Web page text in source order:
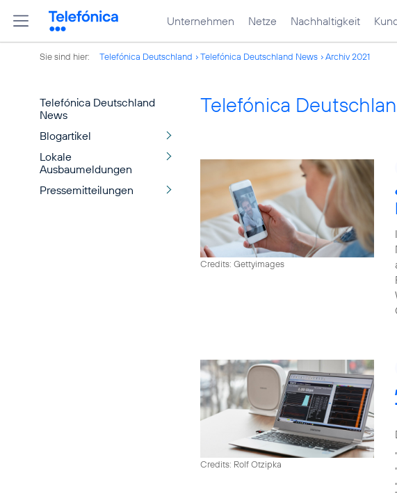
Unternehmen Netze Nachhaltigkeit
Sie sind hier: Telefónica Deutschland Telefónica Deutschland News Archiv 2021
Telefónica Deutschland
News
Blogartikel
Lokale
Ausbaumeldungen
Pressemitteilungen
Telefónica
Credits: Gettyimages
Credits: Rolf Otzipka